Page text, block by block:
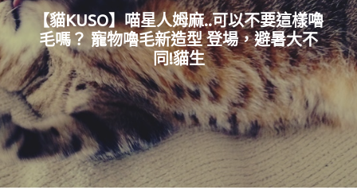
【貓KUSO】喵星人姆麻..可以不要這樣嚕
毛嗎？ 寵物嚕毛新造型 登場，避暑大不
同!貓生